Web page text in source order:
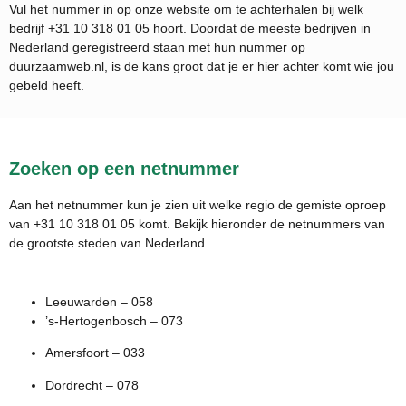
Vul het nummer in op onze website om te achterhalen bij welk
bedrijf +31 10 318 01 05 hoort. Doordat de meeste bedrijven in
Nederland geregistreerd staan met hun nummer op
duurzaamweb.nl, is de kans groot dat je er hier achter komt wie jou
gebeld heeft.
Zoeken op een netnummer
Aan het netnummer kun je zien uit welke regio de gemiste oproep
van +31 10 318 01 05 komt. Bekijk hieronder de netnummers van
de grootste steden van Nederland.
Leeuwarden – 058
’s-Hertogenbosch – 073
Amersfoort – 033
Dordrecht – 078